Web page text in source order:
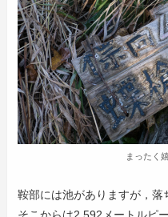
まったく
鞍部には池がありますが，落